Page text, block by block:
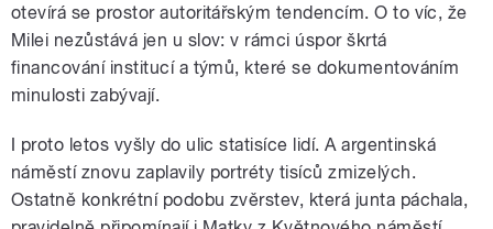
otevírá se prostor autoritářským tendencím. O to víc, že
Milei nezůstává jen u slov: v rámci úspor škrtá
financování institucí a týmů, které se dokumentováním
minulosti zabývají.
I proto letos vyšly do ulic statisíce lidí. A argentinská
náměstí znovu zaplavily portréty tisíců zmizelých.
Ostatně konkrétní podobu zvěrstev, která junta páchala,